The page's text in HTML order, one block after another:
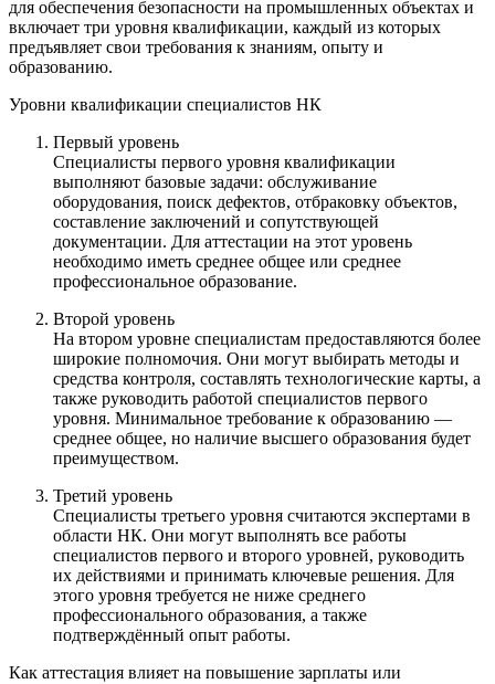
для обеспечения безопасности на промышленных объектах и
включает три уровня квалификации, каждый из которых
предъявляет свои требования к знаниям, опыту и
образованию.
Уровни квалификации специалистов НК
Первый уровень
Специалисты первого уровня квалификации
выполняют базовые задачи: обслуживание
оборудования, поиск дефектов, отбраковку объектов,
составление заключений и сопутствующей
документации. Для аттестации на этот уровень
необходимо иметь среднее общее или среднее
профессиональное образование.
Второй уровень
На втором уровне специалистам предоставляются более
широкие полномочия. Они могут выбирать методы и
средства контроля, составлять технологические карты, а
также руководить работой специалистов первого
уровня. Минимальное требование к образованию —
среднее общее, но наличие высшего образования будет
преимуществом.
Третий уровень
Специалисты третьего уровня считаются экспертами в
области НК. Они могут выполнять все работы
специалистов первого и второго уровней, руководить
их действиями и принимать ключевые решения. Для
этого уровня требуется не ниже среднего
профессионального образования, а также
подтверждённый опыт работы.
Как аттестация влияет на повышение зарплаты или